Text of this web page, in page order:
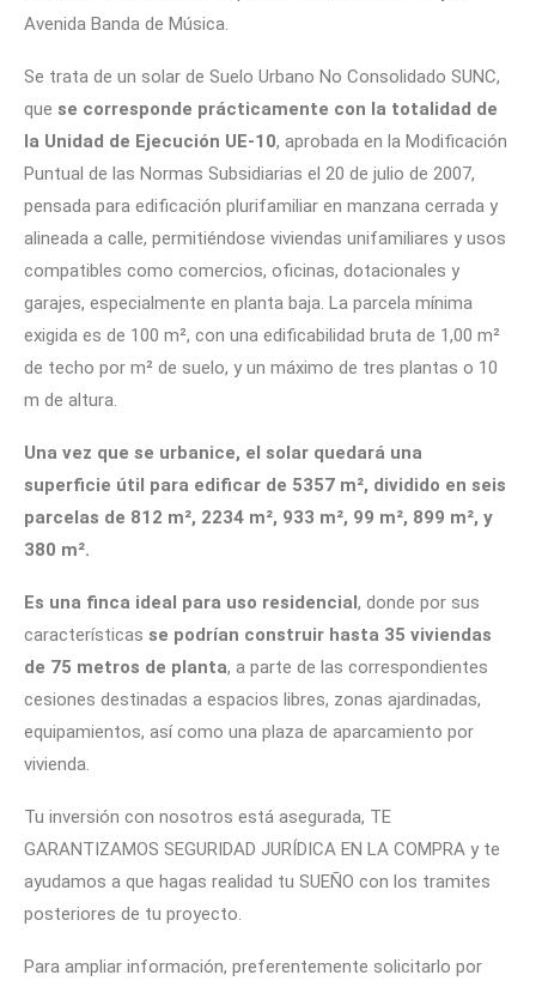
Avenida Banda de Música.
Se trata de un solar de Suelo Urbano No Consolidado SUNC,
que se corresponde prácticamente con la totalidad de
la Unidad de Ejecución UE-10, aprobada en la Modificación
Puntual de las Normas Subsidiarias el 20 de julio de 2007,
pensada para edificación plurifamiliar en manzana cerrada y
alineada a calle, permitiéndose viviendas unifamiliares y usos
compatibles como comercios, oficinas, dotacionales y
garajes, especialmente en planta baja. La parcela mínima
exigida es de 100 m², con una edificabilidad bruta de 1,00 m²
de techo por m² de suelo, y un máximo de tres plantas o 10
m de altura.
Una vez que se urbanice, el solar quedará una
superficie útil para edificar de 5357 m², dividido en seis
parcelas de 812 m², 2234 m², 933 m², 99 m², 899 m², y
380 m².
Es una finca ideal para uso residencial, donde por sus
características se podrían construir hasta 35 viviendas
de 75 metros de planta, a parte de las correspondientes
cesiones destinadas a espacios libres, zonas ajardinadas,
equipamientos, así como una plaza de aparcamiento por
vivienda.
Tu inversión con nosotros está asegurada, TE
GARANTIZAMOS SEGURIDAD JURÍDICA EN LA COMPRA y te
ayudamos a que hagas realidad tu SUEÑO con los tramites
posteriores de tu proyecto.
Para ampliar información, preferentemente solicitarlo por